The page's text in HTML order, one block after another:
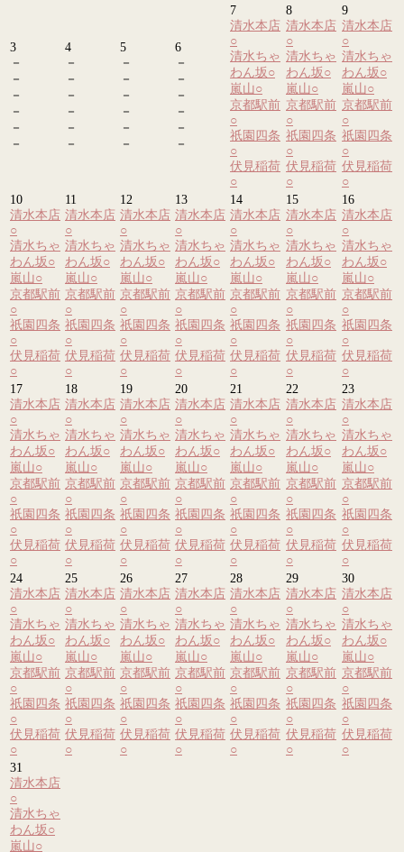
3
－
－
－
－
－
－
4
－
－
－
－
－
－
5
－
－
－
－
－
－
6
－
－
－
－
－
－
7
清水本店
○
清水ちゃ
わん坂○
嵐山○
京都駅前
○
祇園四条
○
伏見稲荷
○
8
清水本店
○
清水ちゃ
わん坂○
嵐山○
京都駅前
○
祇園四条
○
伏見稲荷
○
9
清水本店
○
清水ちゃ
わん坂○
嵐山○
京都駅前
○
祇園四条
○
伏見稲荷
○
10
清水本店
○
清水ちゃ
わん坂○
嵐山○
京都駅前
○
祇園四条
○
伏見稲荷
○
11
清水本店
○
清水ちゃ
わん坂○
嵐山○
京都駅前
○
祇園四条
○
伏見稲荷
○
12
清水本店
○
清水ちゃ
わん坂○
嵐山○
京都駅前
○
祇園四条
○
伏見稲荷
○
13
清水本店
○
清水ちゃ
わん坂○
嵐山○
京都駅前
○
祇園四条
○
伏見稲荷
○
14
清水本店
○
清水ちゃ
わん坂○
嵐山○
京都駅前
○
祇園四条
○
伏見稲荷
○
15
清水本店
○
清水ちゃ
わん坂○
嵐山○
京都駅前
○
祇園四条
○
伏見稲荷
○
16
清水本店
○
清水ちゃ
わん坂○
嵐山○
京都駅前
○
祇園四条
○
伏見稲荷
○
17
清水本店
○
清水ちゃ
わん坂○
嵐山○
京都駅前
○
祇園四条
○
伏見稲荷
○
18
清水本店
○
清水ちゃ
わん坂○
嵐山○
京都駅前
○
祇園四条
○
伏見稲荷
○
19
清水本店
○
清水ちゃ
わん坂○
嵐山○
京都駅前
○
祇園四条
○
伏見稲荷
○
20
清水本店
○
清水ちゃ
わん坂○
嵐山○
京都駅前
○
祇園四条
○
伏見稲荷
○
21
清水本店
○
清水ちゃ
わん坂○
嵐山○
京都駅前
○
祇園四条
○
伏見稲荷
○
22
清水本店
○
清水ちゃ
わん坂○
嵐山○
京都駅前
○
祇園四条
○
伏見稲荷
○
23
清水本店
○
清水ちゃ
わん坂○
嵐山○
京都駅前
○
祇園四条
○
伏見稲荷
○
24
清水本店
○
清水ちゃ
わん坂○
嵐山○
京都駅前
○
祇園四条
○
伏見稲荷
○
25
清水本店
○
清水ちゃ
わん坂○
嵐山○
京都駅前
○
祇園四条
○
伏見稲荷
○
26
清水本店
○
清水ちゃ
わん坂○
嵐山○
京都駅前
○
祇園四条
○
伏見稲荷
○
27
清水本店
○
清水ちゃ
わん坂○
嵐山○
京都駅前
○
祇園四条
○
伏見稲荷
○
28
清水本店
○
清水ちゃ
わん坂○
嵐山○
京都駅前
○
祇園四条
○
伏見稲荷
○
29
清水本店
○
清水ちゃ
わん坂○
嵐山○
京都駅前
○
祇園四条
○
伏見稲荷
○
30
清水本店
○
清水ちゃ
わん坂○
嵐山○
京都駅前
○
祇園四条
○
伏見稲荷
○
31
清水本店
○
清水ちゃ
わん坂○
嵐山○